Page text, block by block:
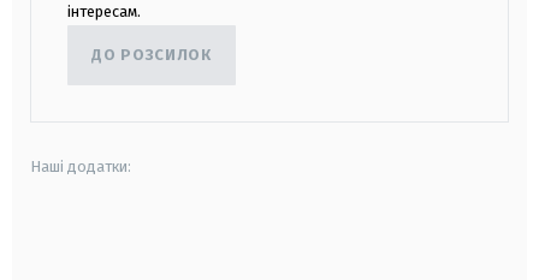
інтересам.
ДО РОЗСИЛОК
Наші додатки: